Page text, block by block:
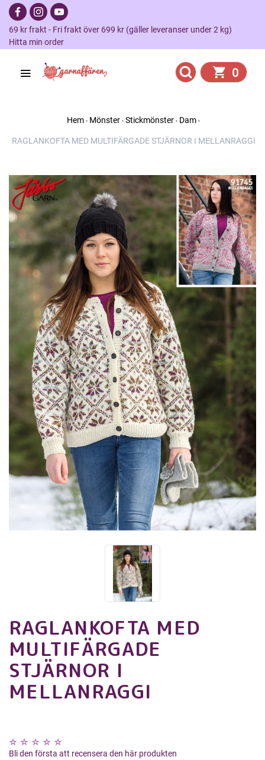
69 kr frakt - Fri frakt över 699 kr (gäller leveranser under 2 kg)
Hitta min order
0
Hem Mönster Stickmönster Dam
RAGLANKOFTA MED MULTIFÄRGADE STJÄRNOR I MELLANRAGGI
RAGLANKOFTA MED
MULTIFÄRGADE
STJÄRNOR I
MELLANRAGGI
Bli den första att recensera den här produkten